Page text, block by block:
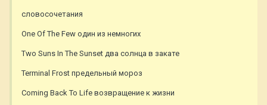
словосочетания
One Of The Few один из немногих
Two Suns In The Sunset два солнца в закате
Terminal Frost предельный мороз
Coming Back To Life возвращение к жизни